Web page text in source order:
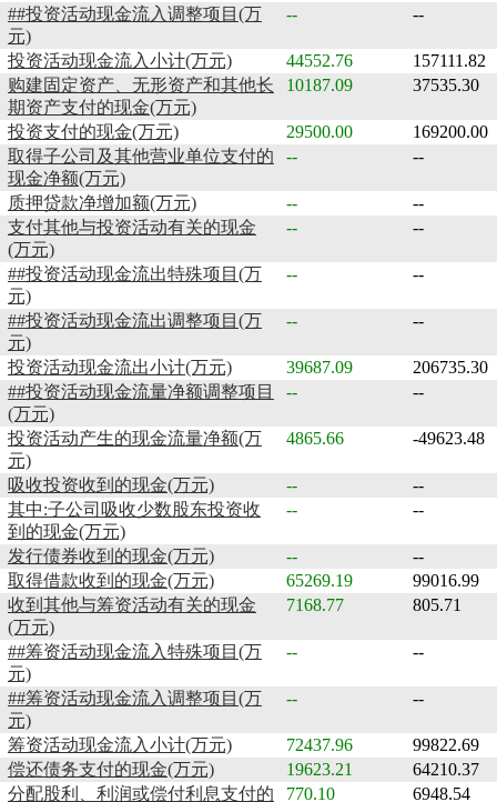
##投资活动现金流入调整项目(万
元)
-- --
投资活动现金流入小计(万元) 44552.76
157111.82
购建固定资产、无形资产和其他长
期资产支付的现金(万元)
10187.09 37535.30
投资支付的现金(万元) 29500.00
169200.00
取得子公司及其他营业单位支付的
现金净额(万元)
-- --
质押贷款净增加额(万元) --
--
支付其他与投资活动有关的现金
(万元)
-- --
##投资活动现金流出特殊项目(万
元)
-- --
##投资活动现金流出调整项目(万
元)
-- --
投资活动现金流出小计(万元) 39687.09
206735.30
##投资活动现金流量净额调整项目
(万元)
-- --
投资活动产生的现金流量净额(万
元)
4865.66 -49623.48
吸收投资收到的现金(万元) --
--
其中:子公司吸收少数股东投资收
到的现金(万元)
-- --
发行债券收到的现金(万元) --
--
取得借款收到的现金(万元)
65269.19
99016.99
收到其他与筹资活动有关的现金
(万元)
7168.77 805.71
##筹资活动现金流入特殊项目(万
元)
-- --
##筹资活动现金流入调整项目(万
元)
-- --
筹资活动现金流入小计(万元) 72437.96
99822.69
偿还债务支付的现金(万元)
19623.21
64210.37
分配股利、利润或偿付利息支付的
770.10 6948.54